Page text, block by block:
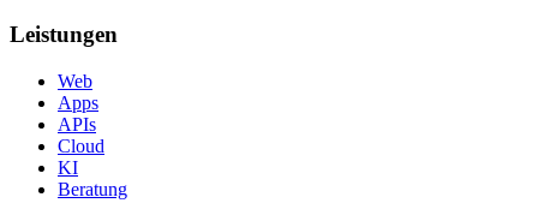
Leistungen
Web
Apps
APIs
Cloud
KI
Beratung